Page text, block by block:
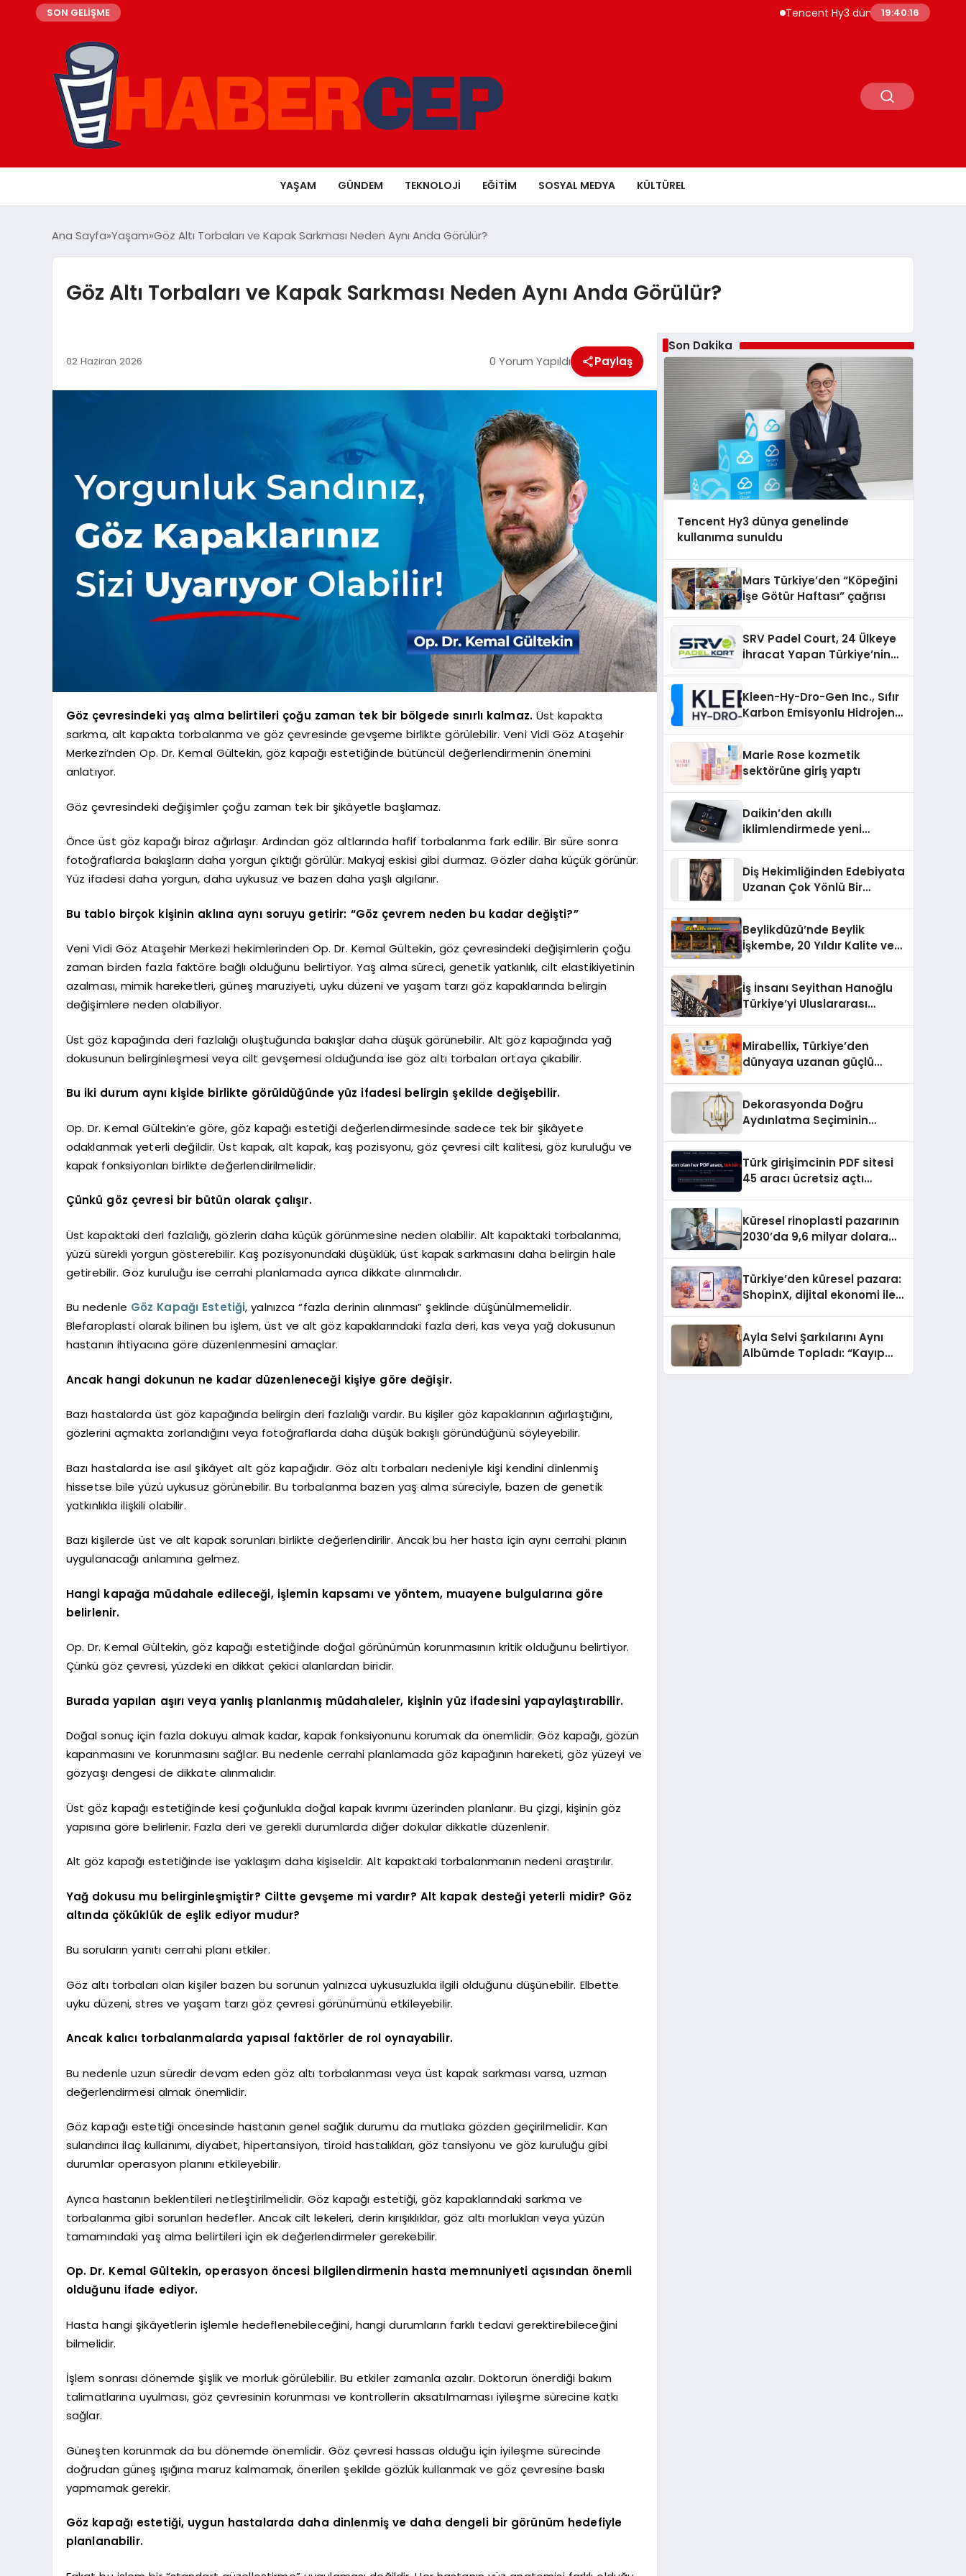
SON GELİŞME Tencent Hy3 dünya genelinde kullanıma
19:40:17
YAŞAM GÜNDEM TEKNOLOJI EĞITIM SOSYAL MEDYA KÜLTÜREL
Ana Sayfa Yaşam Göz Altı Torbaları ve Kapak Sarkması Neden Aynı Anda Görülür?
Göz Altı Torbaları ve Kapak Sarkması Neden Aynı Anda Görülür?
02 Haziran 2026 0 Yorum Yapıldı Paylaş
Göz çevresindeki yaş alma belirtileri çoğu zaman tek bir bölgede sınırlı kalmaz. Üst kapakta
sarkma, alt kapakta torbalanma ve göz çevresinde gevşeme birlikte görülebilir. Veni Vidi Göz Ataşehir
Merkezi’nden Op. Dr. Kemal Gültekin, göz kapağı estetiğinde bütüncül değerlendirmenin önemini
anlatıyor.
Göz çevresindeki değişimler çoğu zaman tek bir şikâyetle başlamaz.
Önce üst göz kapağı biraz ağırlaşır. Ardından göz altlarında hafif torbalanma fark edilir. Bir süre sonra
fotoğraflarda bakışların daha yorgun çıktığı görülür. Makyaj eskisi gibi durmaz. Gözler daha küçük görünür.
Yüz ifadesi daha yorgun, daha uykusuz ve bazen daha yaşlı algılanır.
Bu tablo birçok kişinin aklına aynı soruyu getirir: “Göz çevrem neden bu kadar değişti?”
Veni Vidi Göz Ataşehir Merkezi hekimlerinden Op. Dr. Kemal Gültekin, göz çevresindeki değişimlerin çoğu
zaman birden fazla faktöre bağlı olduğunu belirtiyor. Yaş alma süreci, genetik yatkınlık, cilt elastikiyetinin
azalması, mimik hareketleri, güneş maruziyeti, uyku düzeni ve yaşam tarzı göz kapaklarında belirgin
değişimlere neden olabiliyor.
Üst göz kapağında deri fazlalığı oluştuğunda bakışlar daha düşük görünebilir. Alt göz kapağında yağ
dokusunun belirginleşmesi veya cilt gevşemesi olduğunda ise göz altı torbaları ortaya çıkabilir.
Bu iki durum aynı kişide birlikte görüldüğünde yüz ifadesi belirgin şekilde değişebilir.
Op. Dr. Kemal Gültekin’e göre, göz kapağı estetiği değerlendirmesinde sadece tek bir şikâyete
odaklanmak yeterli değildir. Üst kapak, alt kapak, kaş pozisyonu, göz çevresi cilt kalitesi, göz kuruluğu ve
kapak fonksiyonları birlikte değerlendirilmelidir.
Çünkü göz çevresi bir bütün olarak çalışır.
Üst kapaktaki deri fazlalığı, gözlerin daha küçük görünmesine neden olabilir. Alt kapaktaki torbalanma,
yüzü sürekli yorgun gösterebilir. Kaş pozisyonundaki düşüklük, üst kapak sarkmasını daha belirgin hale
getirebilir. Göz kuruluğu ise cerrahi planlamada ayrıca dikkate alınmalıdır.
Bu nedenle Göz Kapağı Estetiği, yalnızca “fazla derinin alınması” şeklinde düşünülmemelidir.
Blefaroplasti olarak bilinen bu işlem, üst ve alt göz kapaklarındaki fazla deri, kas veya yağ dokusunun
hastanın ihtiyacına göre düzenlenmesini amaçlar.
Ancak hangi dokunun ne kadar düzenleneceği kişiye göre değişir.
Bazı hastalarda üst göz kapağında belirgin deri fazlalığı vardır. Bu kişiler göz kapaklarının ağırlaştığını,
gözlerini açmakta zorlandığını veya fotoğraflarda daha düşük bakışlı göründüğünü söyleyebilir.
Bazı hastalarda ise asıl şikâyet alt göz kapağıdır. Göz altı torbaları nedeniyle kişi kendini dinlenmiş
hissetse bile yüzü uykusuz görünebilir. Bu torbalanma bazen yaş alma süreciyle, bazen de genetik
yatkınlıkla ilişkili olabilir.
Bazı kişilerde üst ve alt kapak sorunları birlikte değerlendirilir. Ancak bu her hasta için aynı cerrahi planın
uygulanacağı anlamına gelmez.
Hangi kapağa müdahale edileceği, işlemin kapsamı ve yöntem, muayene bulgularına göre
belirlenir.
Op. Dr. Kemal Gültekin, göz kapağı estetiğinde doğal görünümün korunmasının kritik olduğunu belirtiyor.
Çünkü göz çevresi, yüzdeki en dikkat çekici alanlardan biridir.
Burada yapılan aşırı veya yanlış planlanmış müdahaleler, kişinin yüz ifadesini yapaylaştırabilir.
Doğal sonuç için fazla dokuyu almak kadar, kapak fonksiyonunu korumak da önemlidir. Göz kapağı, gözün
kapanmasını ve korunmasını sağlar. Bu nedenle cerrahi planlamada göz kapağının hareketi, göz yüzeyi ve
gözyaşı dengesi de dikkate alınmalıdır.
Üst göz kapağı estetiğinde kesi çoğunlukla doğal kapak kıvrımı üzerinden planlanır. Bu çizgi, kişinin göz
yapısına göre belirlenir. Fazla deri ve gerekli durumlarda diğer dokular dikkatle düzenlenir.
Alt göz kapağı estetiğinde ise yaklaşım daha kişiseldir. Alt kapaktaki torbalanmanın nedeni araştırılır.
Yağ dokusu mu belirginleşmiştir? Ciltte gevşeme mi vardır? Alt kapak desteği yeterli midir? Göz
altında çöküklük de eşlik ediyor mudur?
Bu soruların yanıtı cerrahi planı etkiler.
Göz altı torbaları olan kişiler bazen bu sorunun yalnızca uykusuzlukla ilgili olduğunu düşünebilir. Elbette
uyku düzeni, stres ve yaşam tarzı göz çevresi görünümünü etkileyebilir.
Ancak kalıcı torbalanmalarda yapısal faktörler de rol oynayabilir.
Bu nedenle uzun süredir devam eden göz altı torbalanması veya üst kapak sarkması varsa, uzman
değerlendirmesi almak önemlidir.
Göz kapağı estetiği öncesinde hastanın genel sağlık durumu da mutlaka gözden geçirilmelidir. Kan
sulandırıcı ilaç kullanımı, diyabet, hipertansiyon, tiroid hastalıkları, göz tansiyonu ve göz kuruluğu gibi
durumlar operasyon planını etkileyebilir.
Ayrıca hastanın beklentileri netleştirilmelidir. Göz kapağı estetiği, göz kapaklarındaki sarkma ve
torbalanma gibi sorunları hedefler. Ancak cilt lekeleri, derin kırışıklıklar, göz altı morlukları veya yüzün
tamamındaki yaş alma belirtileri için ek değerlendirmeler gerekebilir.
Op. Dr. Kemal Gültekin, operasyon öncesi bilgilendirmenin hasta memnuniyeti açısından önemli
olduğunu ifade ediyor.
Hasta hangi şikâyetlerin işlemle hedeflenebileceğini, hangi durumların farklı tedavi gerektirebileceğini
bilmelidir.
İşlem sonrası dönemde şişlik ve morluk görülebilir. Bu etkiler zamanla azalır. Doktorun önerdiği bakım
talimatlarına uyulması, göz çevresinin korunması ve kontrollerin aksatılmaması iyileşme sürecine katkı
sağlar.
Güneşten korunmak da bu dönemde önemlidir. Göz çevresi hassas olduğu için iyileşme sürecinde
doğrudan güneş ışığına maruz kalmamak, önerilen şekilde gözlük kullanmak ve göz çevresine baskı
yapmamak gerekir.
Göz kapağı estetiği, uygun hastalarda daha dinlenmiş ve daha dengeli bir görünüm hedefiyle
planlanabilir.
Son Dakika
Tencent Hy3 dünya genelinde
kullanıma sunuldu
Mars Türkiye’den “Köpeğini
İşe Götür Haftası” çağrısı
SRV Padel Court, 24 Ülkeye
İhracat Yapan Türkiye’nin
Kleen-Hy-Dro-Gen Inc., Sıfır
Karbon Emisyonlu Hidrojen
Aldı
Marie Rose kozmetik
sektörüne giriş yaptı
Daikin’den akıllı
iklimlendirmede yeni
Diş Hekimliğinden Edebiyata
Uzanan Çok Yönlü Bir
Beylikdüzü’nde Beylik
İşkembe, 20 Yıldır Kalite ve
İş İnsanı Seyithan Hanoğlu
Türkiye’yi Uluslararası
Mirabellix, Türkiye’den
dünyaya uzanan güçlü
Dekorasyonda Doğru
Aydınlatma Seçiminin
Türk girişimcinin PDF sitesi
45 aracı ücretsiz açtı
Küresel rinoplasti pazarının
2030’da 9,6 milyar dolara
Türkiye’den küresel pazara:
ShopinX, dijital ekonomi ile
Ayla Selvi Şarkılarını Aynı
Albümde Topladı: “Kayıp